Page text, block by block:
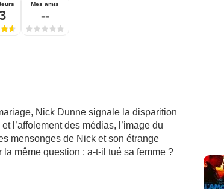
Mes amis
--
Nick Dunne signale la disparition
l’affolement des médias, l’image du
mensonges de Nick et son étrange
même question : a-t-il tué sa femme ?